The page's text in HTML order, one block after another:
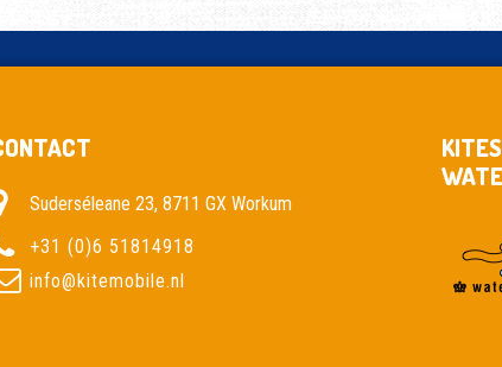
Suderséleane 23, 8711 GX Workum
+31 (0)6 51814918
info@kitemobile.nl